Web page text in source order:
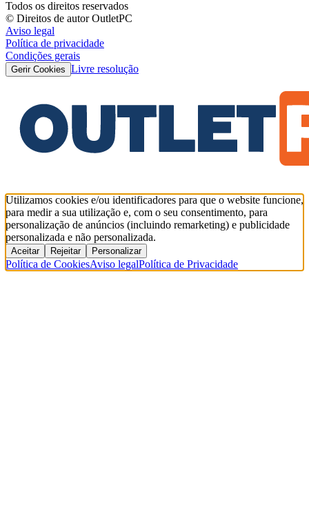
Todos os direitos reservados
© Direitos de autor OutletPC
Aviso legal
Política de privacidade
Condições gerais
Gerir Cookies Livre resolução
Utilizamos cookies e/ou identificadores para que o website funcione,
para medir a sua utilização e, com o seu consentimento, para
personalização de anúncios (incluindo remarketing) e publicidade
personalizada e não personalizada.
Aceitar Rejeitar Personalizar
Política de CookiesAviso legalPolítica de Privacidade